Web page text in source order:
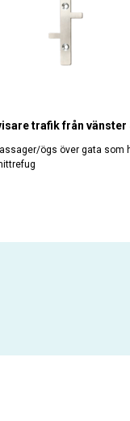
trafik från vänster
ögs över gata som